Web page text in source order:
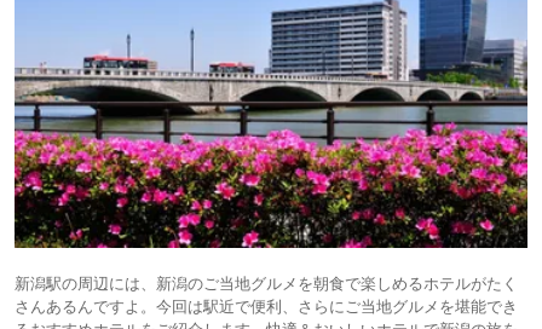
新潟駅の周辺には、新潟のご当地グルメを朝食で楽しめるホテルがたく
さんあるんですよ。今回は駅近で便利、さらにご当地グルメを堪能でき